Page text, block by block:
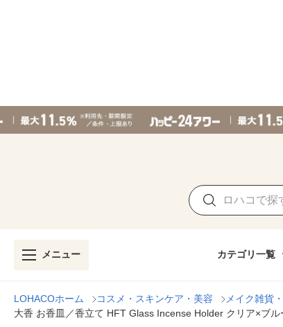
メニュー カテゴリ一覧
LOHACOホーム コスメ・スキンケア・美容 メイク雑貨
大香 お香皿／香立て HFT Glass Incense Holder クリア×ブル